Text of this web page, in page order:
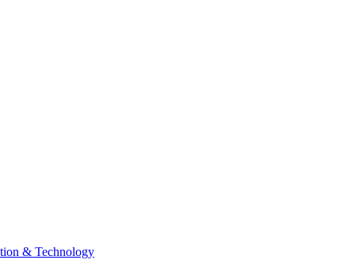
& Technology